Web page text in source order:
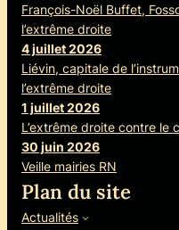
François-Noël Buffet,
l’extrême droite
4 juillet 2026
Liévin, capitale de
l’extrême droite
1 juillet 2026
L’extrême droite contre le
30 juin 2026
Veille mairies RN
Plan du site
Actualités